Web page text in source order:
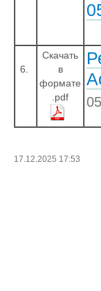
6.
Скачать
в
формате
.pdf
17.12.2025 17:53